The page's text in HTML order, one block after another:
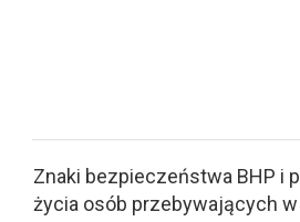
Znaki bezpieczeństwa BHP i
życia osób przebywających